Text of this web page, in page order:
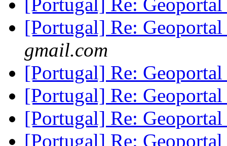
[Portugal] Re:
[Portugal] Re:
gmail.com
[Portugal] Re:
[Portugal] Re:
[Portugal] Re:
[Portugal] Re: